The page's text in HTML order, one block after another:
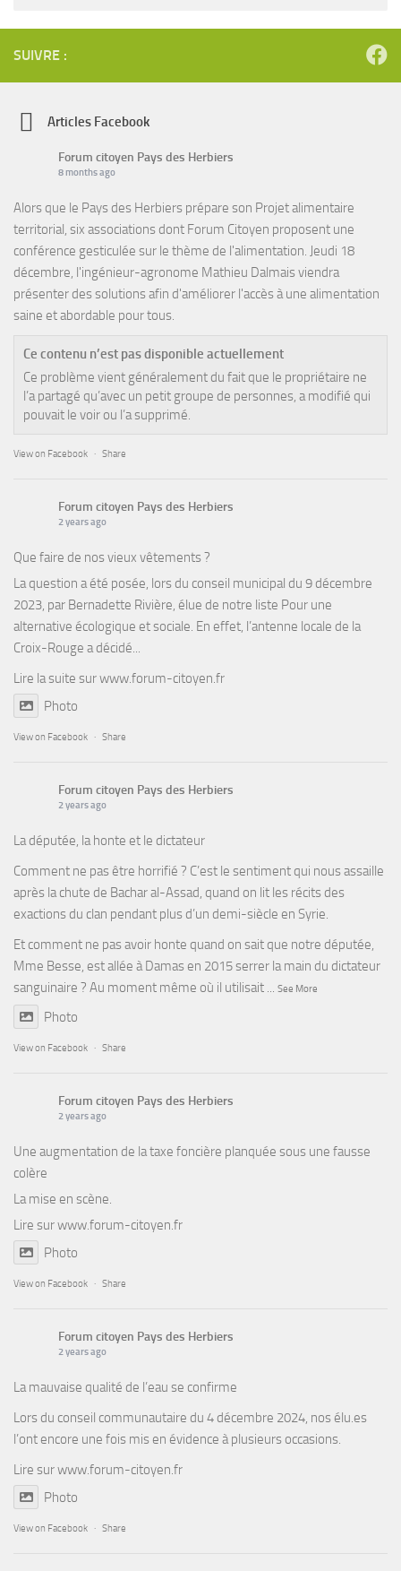
SUIVRE :
Articles Facebook
Forum citoyen Pays des Herbiers
8 months ago
Alors que le Pays des Herbiers prépare son Projet alimentaire
territorial, six associations dont Forum Citoyen proposent une
conférence gesticulée sur le thème de l'alimentation. Jeudi 18
décembre, l'ingénieur-agronome Mathieu Dalmais viendra
présenter des solutions afin d'améliorer l'accès à une alimentation
saine et abordable pour tous.
Ce contenu n’est pas disponible actuellement
Ce problème vient généralement du fait que le propriétaire ne
l’a partagé qu’avec un petit groupe de personnes, a modifié qui
pouvait le voir ou l’a supprimé.
View on Facebook · Share
Forum citoyen Pays des Herbiers
2 years ago
Que faire de nos vieux vêtements ?
La question a été posée, lors du conseil municipal du 9 décembre
2023, par Bernadette Rivière, élue de notre liste Pour une
alternative écologique et sociale. En effet, l’antenne locale de la
Croix-Rouge a décidé...
Lire la suite surwww.forum-citoyen.fr
Photo
View on Facebook · Share
Forum citoyen Pays des Herbiers
2 years ago
La députée, la honte et le dictateur
Comment ne pas être horrifié ? C’est le sentiment qui nous assaille
après la chute de Bachar al-Assad, quand on lit les récits des
exactions du clan pendant plus d’un demi-siècle en Syrie.
Et comment ne pas avoir honte quand on sait que notre députée,
Mme Besse, est allée à Damas en 2015 serrer la main du dictateur
sanguinaire ? Au moment même où il utilisait ... See More
Photo
View on Facebook · Share
Forum citoyen Pays des Herbiers
2 years ago
Une augmentation de la taxe foncière planquée sous une fausse
colère
La mise en scène.
Lire surwww.forum-citoyen.fr
Photo
View on Facebook · Share
Forum citoyen Pays des Herbiers
2 years ago
La mauvaise qualité de l’eau se confirme
Lors du conseil communautaire du 4 décembre 2024, nos élu.es
l’ont encore une fois mis en évidence à plusieurs occasions.
Lire surwww.forum-citoyen.fr
Photo
View on Facebook · Share